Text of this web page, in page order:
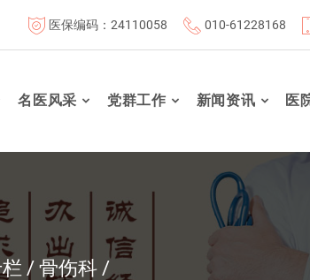
基本医疗保险定点医疗机构 北京大学第一医院
医保编码：24110058 010-61228168
名医风采 党群工作 新闻资讯 医
骨伤科